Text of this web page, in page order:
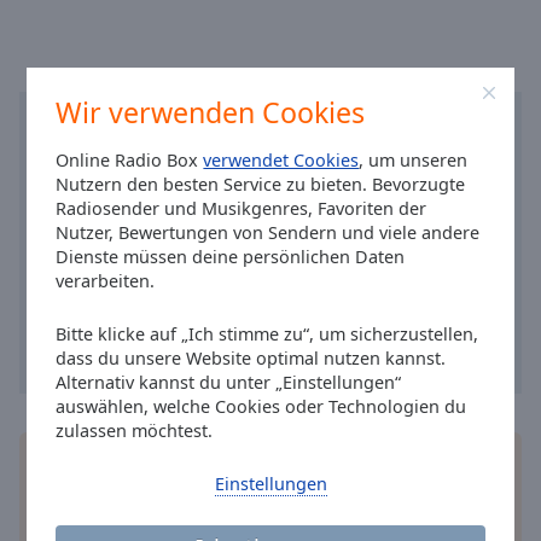
Wir verwenden Cookies
Online Radio Boxverwendet Cookies, um unseren
Nutzern den besten Service zu bieten. Bevorzugte
Radiosender und Musikgenres, Favoriten der
Nutzer, Bewertungen von Sendern und viele andere
Dienste müssen deine persönlichen Daten
verarbeiten.
Bitte klicke auf „Ich stimme zu“, um sicherzustellen,
dass du unsere Website optimal nutzen kannst.
Alternativ kannst du unter „Einstellungen“
auswählen, welche Cookies oder Technologien du
zulassen möchtest.
Einstellungen
Opacity
Smartphone die Online Radio Box-App und hören